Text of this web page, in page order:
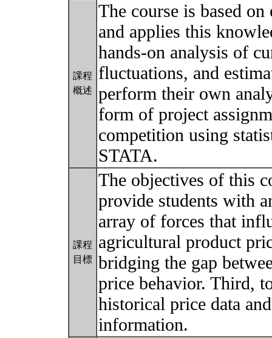
課程
概述
The course is based
and applies this
hands-on analysis of
fluctuations, and
perform their own
form of project
competition using
STATA.
課程
目標
The objectives of this
provide students with
array of forces that
agricultural product
bridging the gap
price behavior. Third,
historical price data
information.